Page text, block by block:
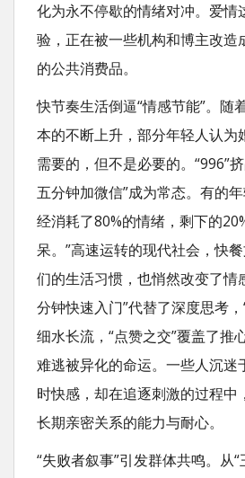
化为永不停歇的情绪对冲。爱情
验，正在被一些机构和博主改造
的公共消费品。
快节奏生活倒逼“情感节能”。随
本的不断上升，部分年轻人认为
需要的，但不是必要的。“996”
五分钟加微信”成为常态。有的
经消耗了80%的情绪，剩下的
呆。”高速运转的现代社会，快
们的生活习惯，也悄然改变了情
分钟快速入门”代替了深度思考
细水长流，“点赞之交”覆盖了推
难逃被异化的命运。一些人沉迷
时快感，却在追逐刺激的过程中
长期亲密关系的能力与耐心。
“失败者叙事”引发群体共鸣。从